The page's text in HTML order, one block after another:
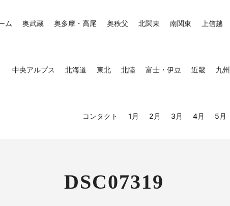
ム 奥武蔵 奥多摩・高尾 奥秩父 北関東 南関東 上信越
中央アルプス 北海道 東北 北陸 富士・伊豆 近畿 九州
コンタクト 1月 2月 3月 4月 5月
DSC07319